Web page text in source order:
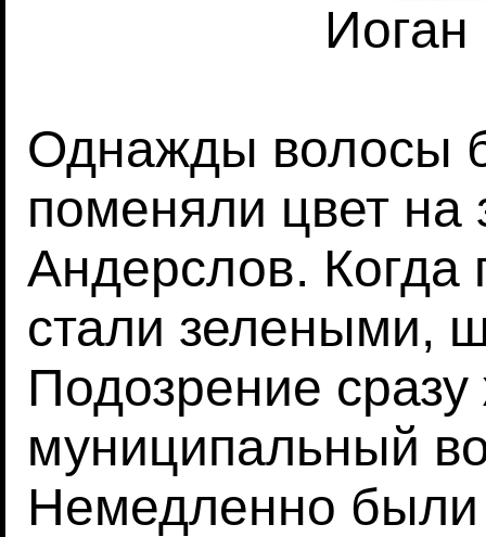
Иоган
Однажды волосы
поменяли цвет на
Андерслов.
стали зелеными,
Подозрение
муниципальный
Немедленно